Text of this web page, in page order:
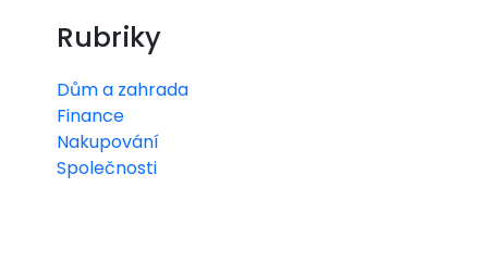
Rubriky
Dům a zahrada
Finance
Nakupování
Společnosti